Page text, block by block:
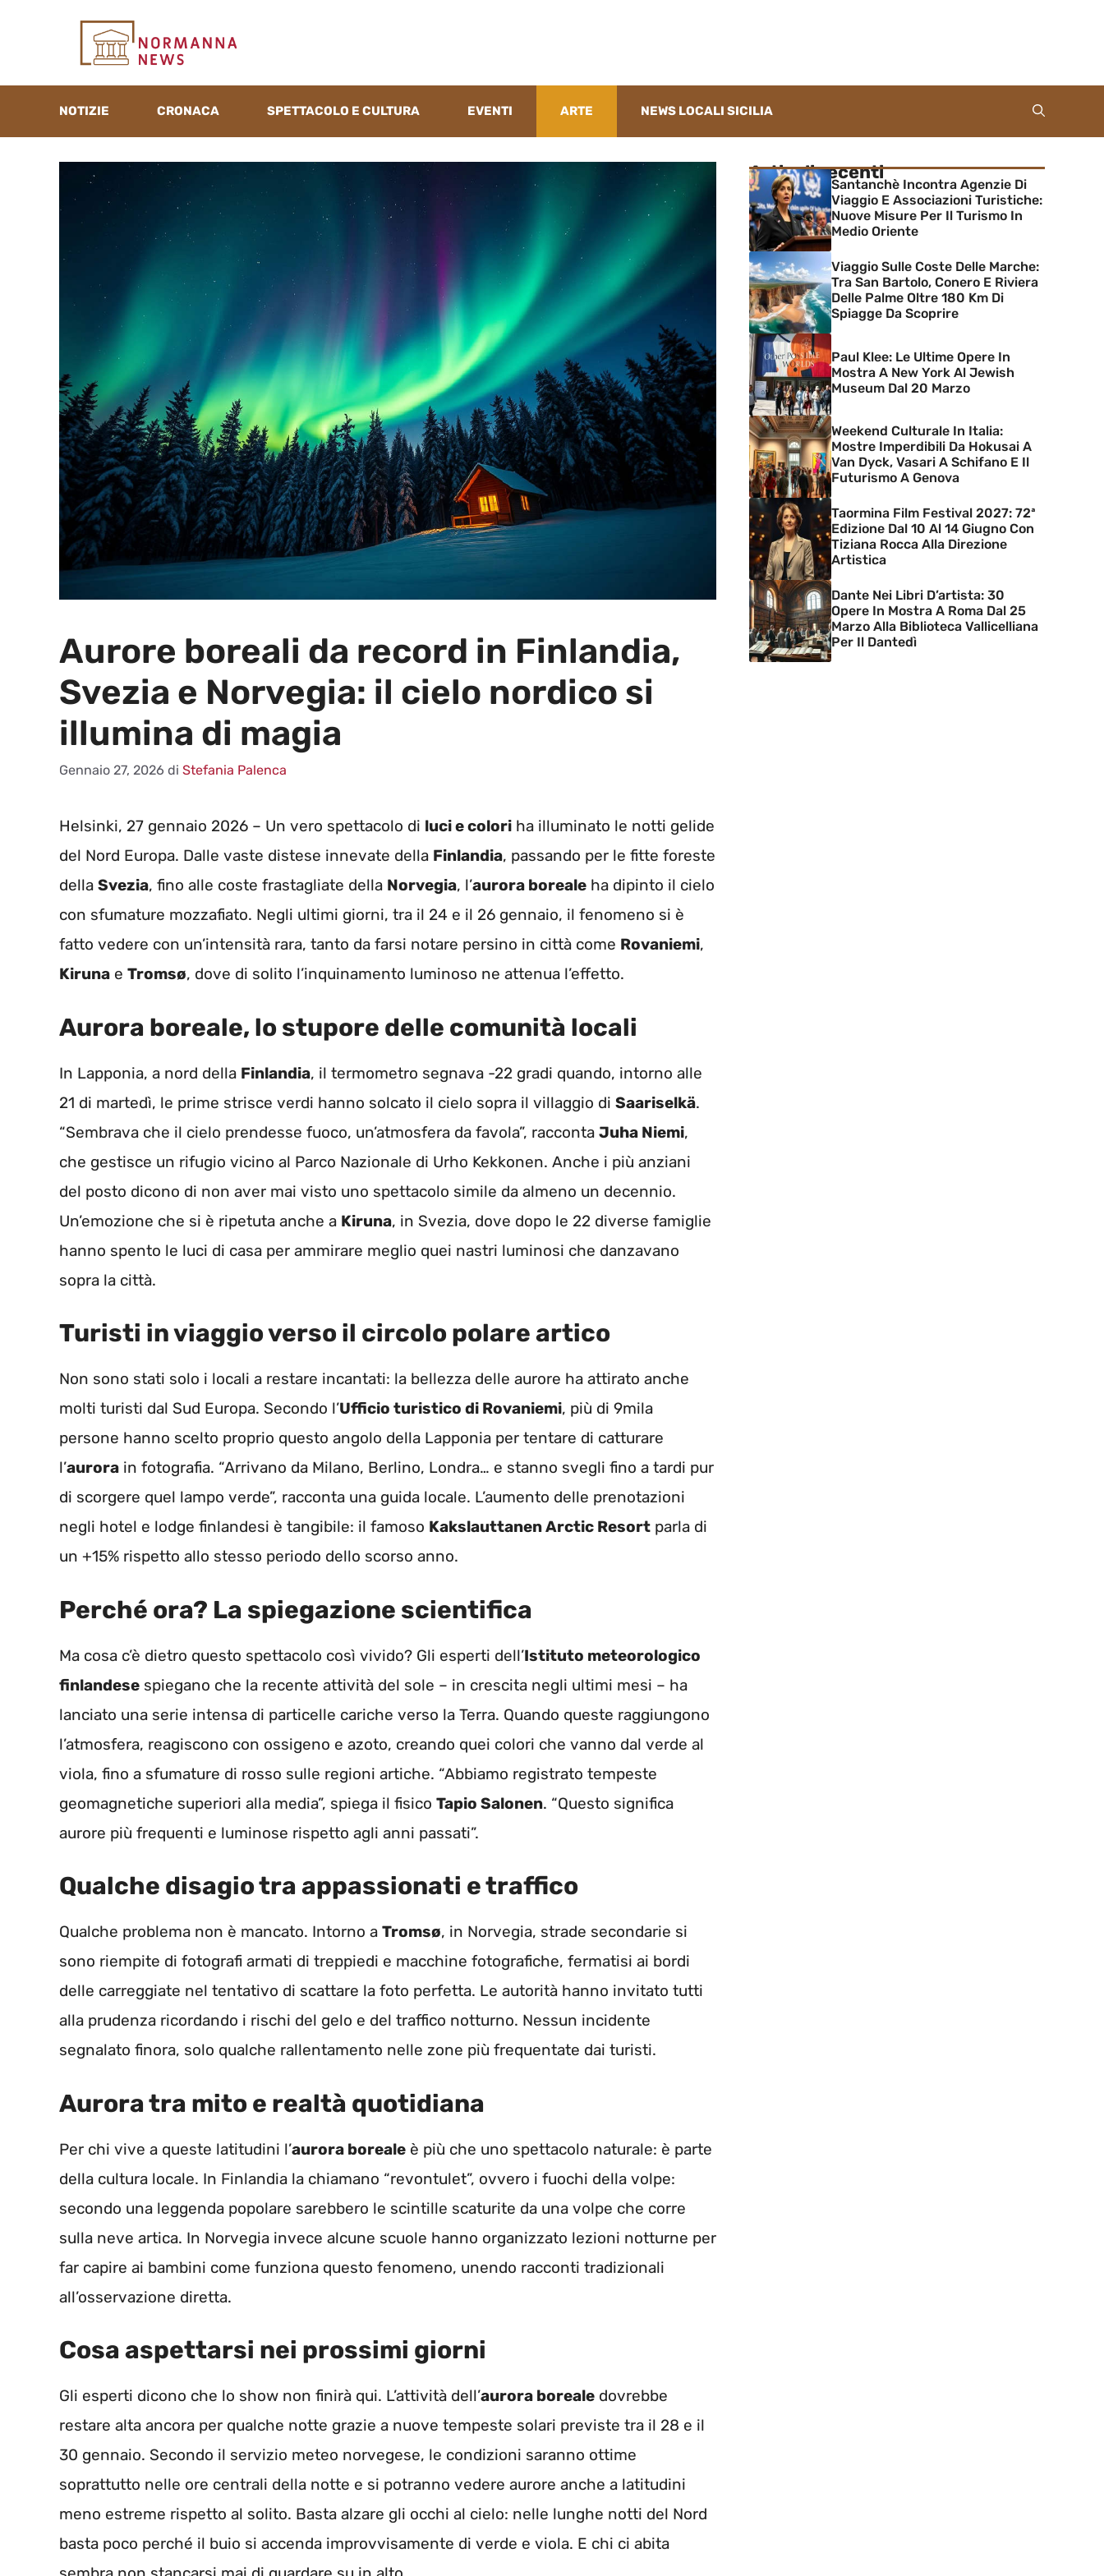
NOTIZIE CRONACA SPETTACOLO E CULTURA EVENTI ARTE NEWS LOCALI SICILIA
Aurore boreali da record in Finlandia,
Svezia e Norvegia: il cielo nordico si
illumina di magia
Gennaio 27, 2026 di Stefania Palenca
Helsinki, 27 gennaio 2026 – Un vero spettacolo di luci e colori ha illuminato le notti gelide
del Nord Europa. Dalle vaste distese innevate della Finlandia, passando per le fitte foreste
della Svezia, fino alle coste frastagliate della Norvegia, l’aurora boreale ha dipinto il cielo
con sfumature mozzafiato. Negli ultimi giorni, tra il 24 e il 26 gennaio, il fenomeno si è
fatto vedere con un’intensità rara, tanto da farsi notare persino in città come Rovaniemi,
Kiruna e Tromsø, dove di solito l’inquinamento luminoso ne attenua l’effetto.
Aurora boreale, lo stupore delle comunità locali
In Lapponia, a nord della Finlandia, il termometro segnava -22 gradi quando, intorno alle
21 di martedì, le prime strisce verdi hanno solcato il cielo sopra il villaggio di Saariselkä.
“Sembrava che il cielo prendesse fuoco, un’atmosfera da favola”, racconta Juha Niemi,
che gestisce un rifugio vicino al Parco Nazionale di Urho Kekkonen. Anche i più anziani
del posto dicono di non aver mai visto uno spettacolo simile da almeno un decennio.
Un’emozione che si è ripetuta anche a Kiruna, in Svezia, dove dopo le 22 diverse famiglie
hanno spento le luci di casa per ammirare meglio quei nastri luminosi che danzavano
sopra la città.
Turisti in viaggio verso il circolo polare artico
Non sono stati solo i locali a restare incantati: la bellezza delle aurore ha attirato anche
molti turisti dal Sud Europa. Secondo l’Ufficio turistico di Rovaniemi, più di 9mila
persone hanno scelto proprio questo angolo della Lapponia per tentare di catturare
l’aurora in fotografia. “Arrivano da Milano, Berlino, Londra… e stanno svegli fino a tardi pur
di scorgere quel lampo verde”, racconta una guida locale. L’aumento delle prenotazioni
negli hotel e lodge finlandesi è tangibile: il famoso Kakslauttanen Arctic Resort parla di
un +15% rispetto allo stesso periodo dello scorso anno.
Perché ora? La spiegazione scientifica
Ma cosa c’è dietro questo spettacolo così vivido? Gli esperti dell’Istituto meteorologico
finlandese spiegano che la recente attività del sole – in crescita negli ultimi mesi – ha
lanciato una serie intensa di particelle cariche verso la Terra. Quando queste raggiungono
l’atmosfera, reagiscono con ossigeno e azoto, creando quei colori che vanno dal verde al
viola, fino a sfumature di rosso sulle regioni artiche. “Abbiamo registrato tempeste
geomagnetiche superiori alla media”, spiega il fisico Tapio Salonen. “Questo significa
aurore più frequenti e luminose rispetto agli anni passati”.
Qualche disagio tra appassionati e traffico
Qualche problema non è mancato. Intorno a Tromsø, in Norvegia, strade secondarie si
sono riempite di fotografi armati di treppiedi e macchine fotografiche, fermatisi ai bordi
delle carreggiate nel tentativo di scattare la foto perfetta. Le autorità hanno invitato tutti
alla prudenza ricordando i rischi del gelo e del traffico notturno. Nessun incidente
segnalato finora, solo qualche rallentamento nelle zone più frequentate dai turisti.
Aurora tra mito e realtà quotidiana
Per chi vive a queste latitudini l’aurora boreale è più che uno spettacolo naturale: è parte
della cultura locale. In Finlandia la chiamano “revontulet”, ovvero i fuochi della volpe:
secondo una leggenda popolare sarebbero le scintille scaturite da una volpe che corre
sulla neve artica. In Norvegia invece alcune scuole hanno organizzato lezioni notturne per
far capire ai bambini come funziona questo fenomeno, unendo racconti tradizionali
all’osservazione diretta.
Cosa aspettarsi nei prossimi giorni
Gli esperti dicono che lo show non finirà qui. L’attività dell’aurora boreale dovrebbe
restare alta ancora per qualche notte grazie a nuove tempeste solari previste tra il 28 e il
30 gennaio. Secondo il servizio meteo norvegese, le condizioni saranno ottime
soprattutto nelle ore centrali della notte e si potranno vedere aurore anche a latitudini
meno estreme rispetto al solito. Basta alzare gli occhi al cielo: nelle lunghe notti del Nord
basta poco perché il buio si accenda improvvisamente di verde e viola. E chi ci abita
Articoli recenti
Santanchè Incontra Agenzie Di
Viaggio E Associazioni Turistiche:
Nuove Misure Per Il Turismo In
Medio Oriente
Viaggio Sulle Coste Delle Marche:
Tra San Bartolo, Conero E Riviera
Delle Palme Oltre 180 Km Di
Spiagge Da Scoprire
Paul Klee: Le Ultime Opere In
Mostra A New York Al Jewish
Museum Dal 20 Marzo
Weekend Culturale In Italia:
Mostre Imperdibili Da Hokusai A
Van Dyck, Vasari A Schifano E Il
Futurismo A Genova
Taormina Film Festival 2027: 72ª
Edizione Dal 10 Al 14 Giugno Con
Tiziana Rocca Alla Direzione
Artistica
Dante Nei Libri D’artista: 30
Opere In Mostra A Roma Dal 25
Marzo Alla Biblioteca Vallicelliana
Per Il Dantedì